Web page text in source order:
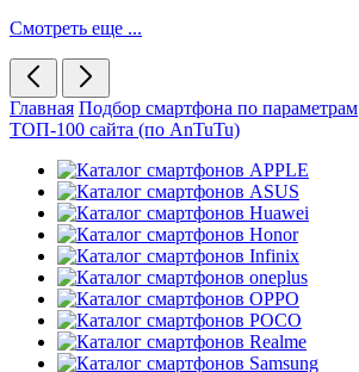
Смотреть еще ...
Главная Подбор смартфона по параметрам
ТОП-100 сайта (по AnTuTu)